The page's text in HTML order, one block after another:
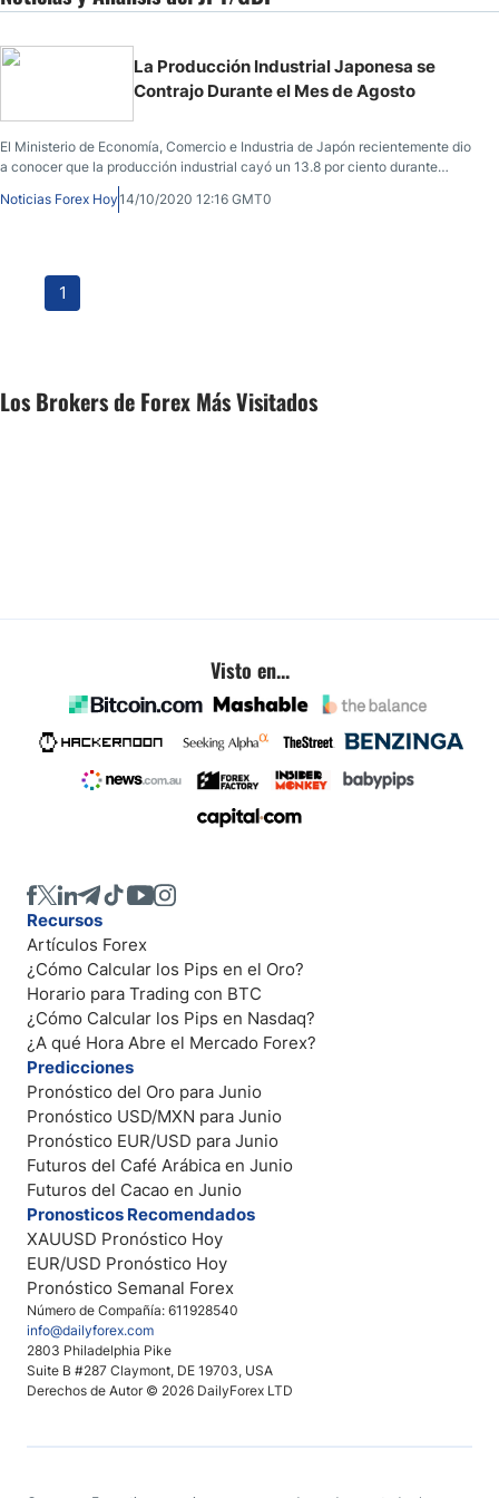
La Producción Industrial Japonesa se
Contrajo Durante el Mes de Agosto
El Ministerio de Economía, Comercio e Industria de Japón recientemente dio
a conocer que la producción industrial cayó un 13.8 por ciento durante
agosto (año a año), peor que la cifra de julio, que se situó en -13.3 por ciento
e incluso peor de lo que esperaban los analistas encuestados, quienes
Noticias Forex Hoy14/10/2020 12:16 GMT0
1
Los Brokers de Forex Más Visitados
Visto en...
Número de Compañía: 611928540
info@dailyforex.com
2803 Philadelphia Pike
Suite B #287 Claymont, DE 19703, USA
Derechos de Autor © 2026 DailyForex LTD
Recursos
Artículos Forex
¿Cómo Calcular los Pips en el Oro?
Horario para Trading con BTC
¿Cómo Calcular los Pips en Nasdaq?
¿A qué Hora Abre el Mercado Forex?
Predicciones
Pronóstico del Oro para Junio
Pronóstico USD/MXN para Junio
Pronóstico EUR/USD para Junio
Futuros del Café Arábica en Junio
Futuros del Cacao en Junio
Pronosticos Recomendados
XAUUSD Pronóstico Hoy
EUR/USD Pronóstico Hoy
Pronóstico Semanal Forex